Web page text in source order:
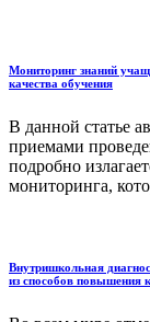
Мониторинг знаний
качества обучения
В данной статье
приемами
подробно
мониторинга,
Внутришкольная
из способов повышения